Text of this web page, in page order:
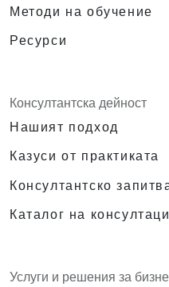
Методи на обучение
Ресурси
Консултантска дейност
Нашият подход
Казуси от практиката
Консултантско
Каталог на
Услуги и решения за